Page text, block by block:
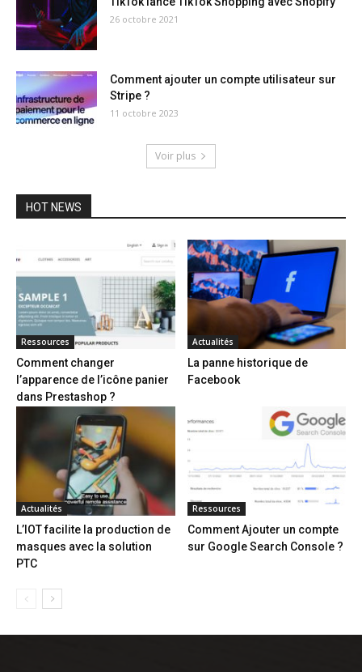
26 octobre 2021
Comment ajouter un compte utilisateur sur
Stripe ?
11 octobre 2023
Voir plus
HOT NEWS
Ressources
Comment changer
l’apparence de l’icône panier
dans Prestashop ?
Actualités
La panne historique de
Facebook
Actualités
L’IOT facilite la production de
masques avec la solution
PTC
Ressources
Comment Ajouter un compte
sur Google Search Console ?